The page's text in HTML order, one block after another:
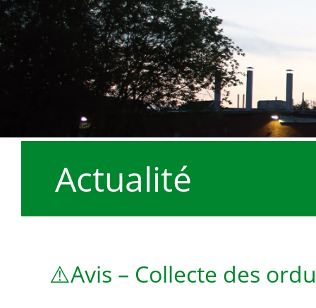
Actualité
⚠️Avis – Collecte des